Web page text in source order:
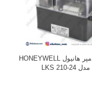
موتور دمپر هانیول HONEYWELL
مدل LKS 210-24